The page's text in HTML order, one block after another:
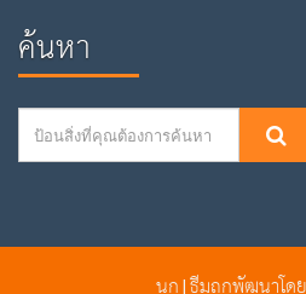
ค้นหา
นก|ธีมถูกพัฒนาโดย